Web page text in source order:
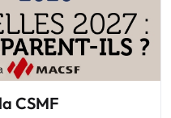
CSMF